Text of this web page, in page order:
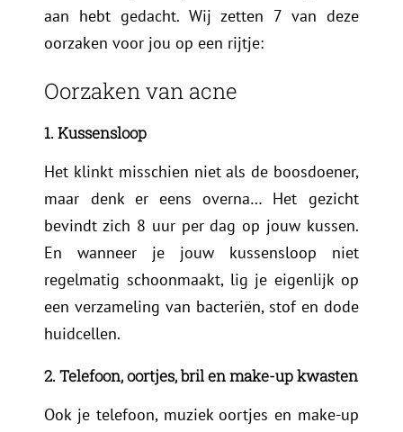
aan hebt gedacht. Wij zetten 7 van deze
oorzaken voor jou op een rijtje:
Oorzaken van acne
1. Kussensloop
Het klinkt misschien niet als de boosdoener,
maar denk er eens overna… Het gezicht
bevindt zich 8 uur per dag op jouw kussen.
En wanneer je jouw kussensloop niet
regelmatig schoonmaakt, lig je eigenlijk op
een verzameling van bacteriën, stof en dode
huidcellen.
2. Telefoon, oortjes, bril en make-up kwasten
Ook je telefoon, muziek oortjes en make-up